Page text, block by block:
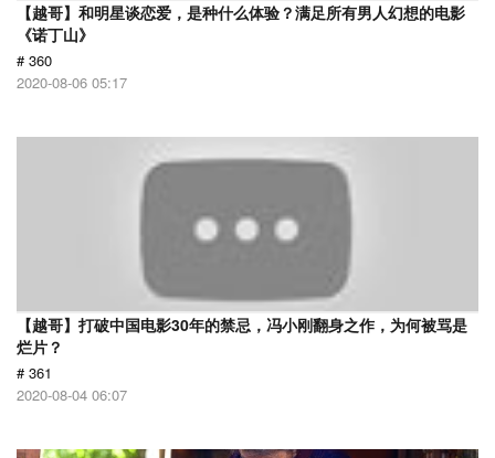
【越哥】和明星谈恋爱，是种什么体验？满足所有男人幻想的电影
《诺丁山》
# 360
2020-08-06 05:17
【越哥】打破中国电影30年的禁忌，冯小刚翻身之作，为何被骂是
烂片？
# 361
2020-08-04 06:07